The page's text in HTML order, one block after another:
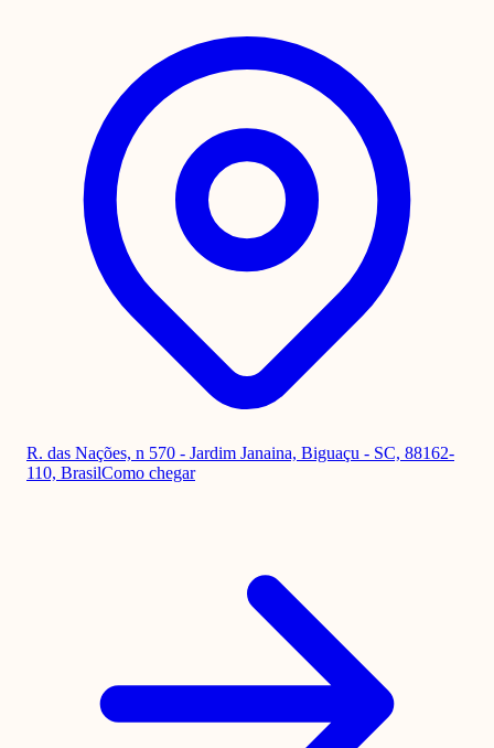
R. das Nações, n 570 - Jardim Janaina, Biguaçu - SC, 88162-
110, BrasilComo chegar